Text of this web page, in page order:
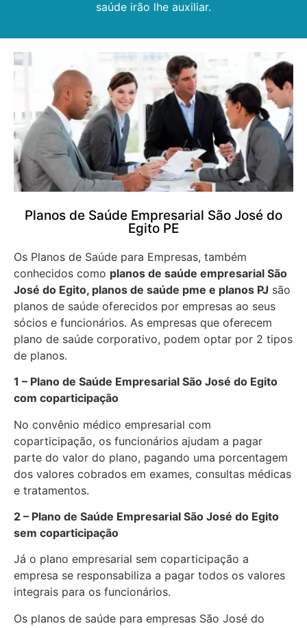
saúde irão lhe auxiliar.
Planos de Saúde Empresarial São José do
Egito PE
Os Planos de Saúde para Empresas, também
conhecidos como planos de saúde empresarial São
José do Egito, planos de saúde pme e planos PJ são
planos de saúde oferecidos por empresas ao seus
sócios e funcionários. As empresas que oferecem
plano de saúde corporativo, podem optar por 2 tipos
de planos.
1 – Plano de Saúde Empresarial São José do Egito
com coparticipação
No convênio médico empresarial com
coparticipação, os funcionários ajudam a pagar
parte do valor do plano, pagando uma porcentagem
dos valores cobrados em exames, consultas médicas
e tratamentos.
2 – Plano de Saúde Empresarial São José do Egito
sem coparticipação
Já o plano empresarial sem coparticipação a
empresa se responsabiliza a pagar todos os valores
integrais para os funcionários.
Os planos de saúde para empresas São José do